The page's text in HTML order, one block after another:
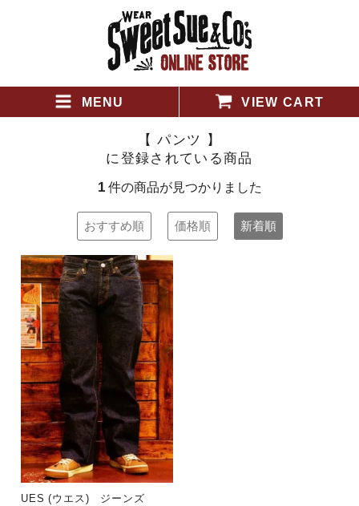
MENU VIEW CART
【 パンツ 】
に登録されている商品
1件の商品が見つかりました
おすすめ順 価格順 新着順
UES (ウエス) ジーンズ